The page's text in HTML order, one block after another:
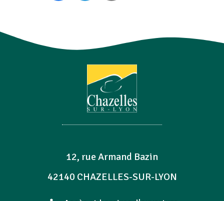
12, rue Armand Bazin
42140 CHAZELLES-SUR-LYON